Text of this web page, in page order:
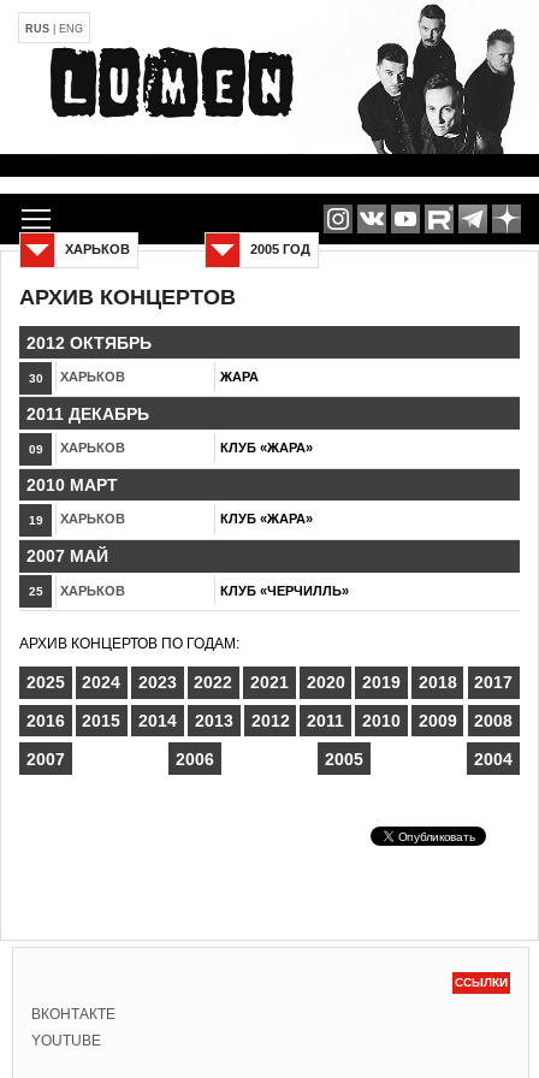
RUS ENG
АРХИВ КОНЦЕРТОВ
2005 ГОД
ХАРЬКОВ
2012 ОКТЯБРЬ
30 ХАРЬКОВ ЖАРА
2011 ДЕКАБРЬ
09 ХАРЬКОВ КЛУБ «ЖАРА»
2010 МАРТ
19 ХАРЬКОВ КЛУБ «ЖАРА»
2007 МАЙ
25 ХАРЬКОВ КЛУБ «ЧЕРЧИЛЛЬ»
АРХИВ КОНЦЕРТОВ ПО ГОДАМ:
2025 2024 2023 2022 2021 2020 2019 2018
2017
2016
2015 2014 2013 2012 2011 2010 2009
2008
2007
2006 2005 2004
ССЫЛКИ
ВКОНТАКТЕ
YOUTUBE